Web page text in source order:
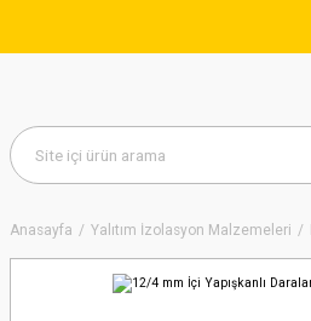
Anasayfa Yalıtım İzolasyon Malzemeleri